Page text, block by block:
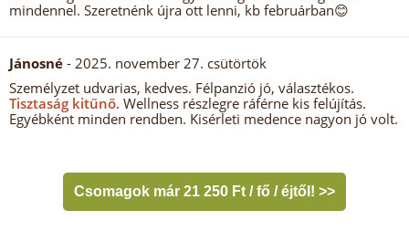
mindennel. Szeretnénk újra ott lenni, kb februárban😊
Jánosné - 2025. november 27. csütörtök
Személyzet udvarias, kedves. Félpanzió jó, választékos.
Tisztaság kitűnő. Wellness részlegre ráférne kis felújítás.
Egyébként minden rendben. Kisérleti medence nagyon jó volt.
Csomagok már 21 250 Ft / fő / éjtől! >>